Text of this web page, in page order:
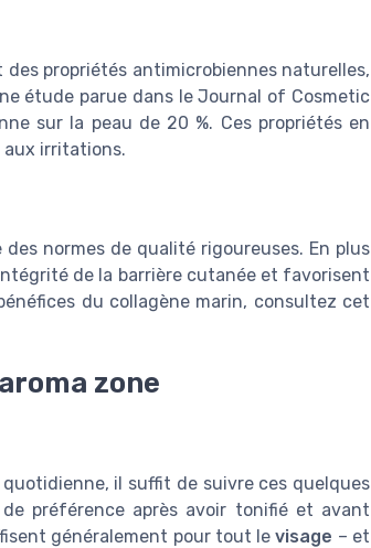
propriétés antimicrobiennes naturelles,
étude parue dans le Journal of Cosmetic
sur la peau de 20 %. Ces propriétés en
irritations.
des normes de qualité rigoureuses. En plus
de la barrière cutanée et favorisent
du collagène marin, consultez cet
zone
il suffit de suivre ces quelques
préférence après avoir tonifié et avant
généralement pour tout levisage – et